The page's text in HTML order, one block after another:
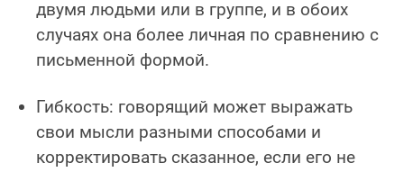
двумя людьми или в группе, и в обоих
случаях она более личная по сравнению с
письменной формой.
Гибкость: говорящий может выражать
свои мысли разными способами и
корректировать сказанное, если его не